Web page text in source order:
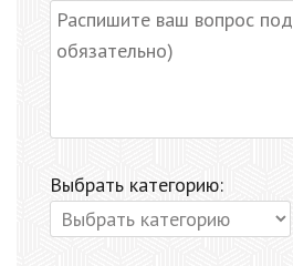
Выбрать категорию: